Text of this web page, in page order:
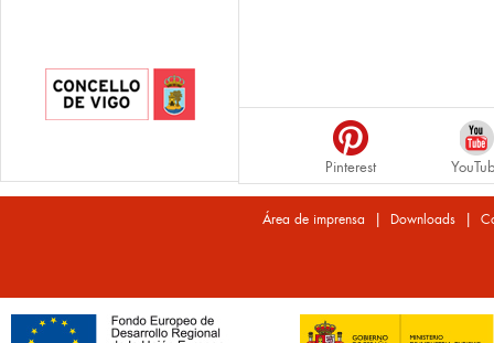
Pinterest
Área de imprensa | Downloads |